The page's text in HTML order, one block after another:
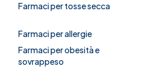
Farmaci per tosse secca
Farmaci per allergie
Farmaci per obesità e
sovrappeso